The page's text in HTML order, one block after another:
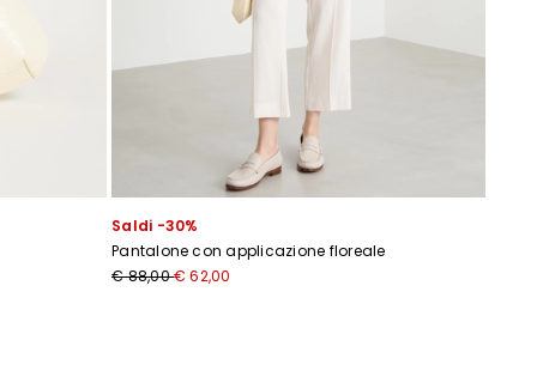
Saldi -30%
Pantalone con applicazione floreale
€ 88,00€ 62,00